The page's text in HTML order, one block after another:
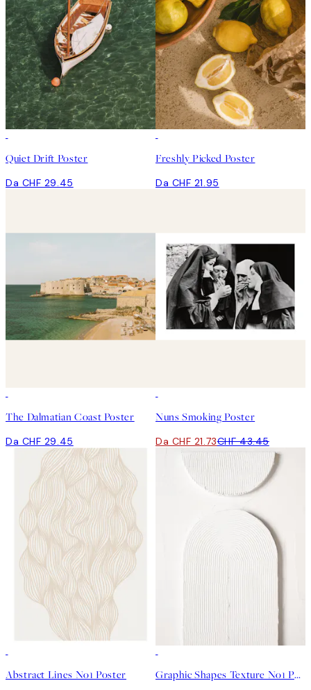
Quiet Drift Poster
Da CHF 29.45
Freshly Picked Poster
Da CHF 21.95
The Dalmatian Coast Poster
Da CHF 29.45
Nuns Smoking Poster
Da CHF 21.73CHF 43.45
Abstract Lines No1 Poster Graphic Shapes Texture No1 Poster